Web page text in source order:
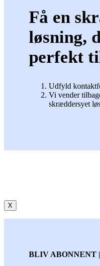
Få en
løsning,
perfekt
Udfyld
Vi vender
skræddersyet
X
BLIV ABONNENT